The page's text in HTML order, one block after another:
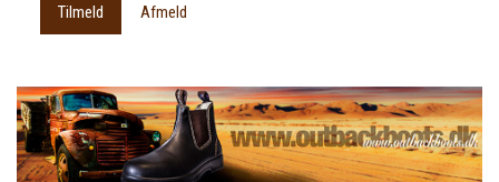
Tilmeld Afmeld